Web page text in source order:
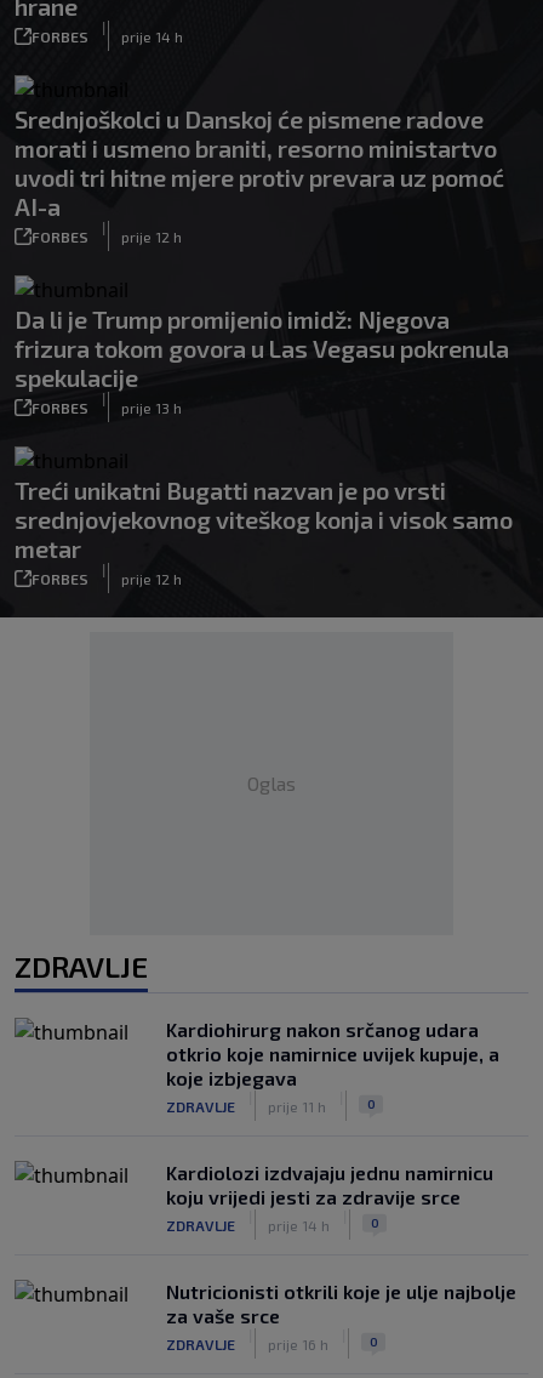
hrane
FORBES
|
prije 14 h
Srednjoškolci u Danskoj će pismene radove
morati i usmeno braniti, resorno ministartvo
uvodi tri hitne mjere protiv prevara uz pomoć
AI-a
FORBES
|
prije 12 h
Da li je Trump promijenio imidž: Njegova
frizura tokom govora u Las Vegasu pokrenula
spekulacije
FORBES
|
prije 13 h
Treći unikatni Bugatti nazvan je po vrsti
srednjovjekovnog viteškog konja i visok samo
metar
FORBES
|
prije 12 h
Oglas
ZDRAVLJE
Kardiohirurg nakon srčanog udara
otkrio koje namirnice uvijek kupuje, a
koje izbjegava
ZDRAVLJE prije 11 h 0
Kardiolozi izdvajaju jednu namirnicu
koju vrijedi jesti za zdravije srce
ZDRAVLJE prije 14 h 0
Nutricionisti otkrili koje je ulje najbolje
za vaše srce
ZDRAVLJE prije 16 h 0